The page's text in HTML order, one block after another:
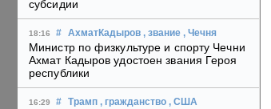
субсидии
18:16 # АхматКадыров , звание , Чечня
Министр по физкультуре и спорту Чечни
Ахмат Кадыров удостоен звания Героя
республики
16:29 # Трамп , гражданство , США